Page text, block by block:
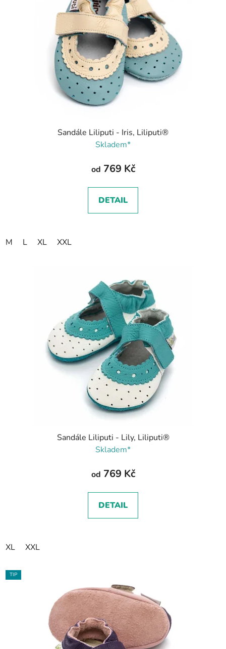
Sandále Liliputi - Iris, Liliputi®
Skladem*
od 769 Kč
DETAIL
M L XL XXL
Sandále Liliputi - Lily, Liliputi®
Skladem*
od 769 Kč
DETAIL
XL XXL
TIP